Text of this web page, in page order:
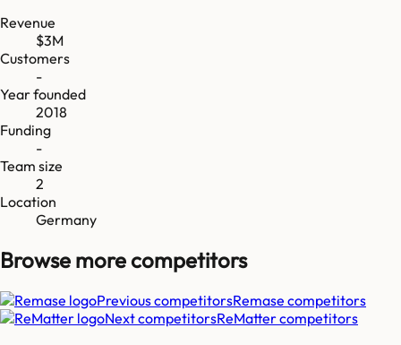
Revenue
$3M
Customers
-
Year founded
2018
Funding
-
Team size
2
Location
Germany
Browse morecompetitors
Previous competitorsRemase competitors
Next competitorsReMattercompetitors